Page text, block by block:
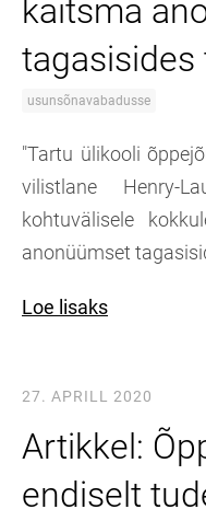
kaitsma
usunsõnavabadusse
"Tartu ülikooli
vilistlane
kohtuvälisele
anonüümset
Loe lisaks
27. APRILL 2020
Artikkel:
endiselt